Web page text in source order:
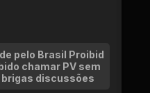
pelo Brasil Proibid
chamar PV sem
discussões